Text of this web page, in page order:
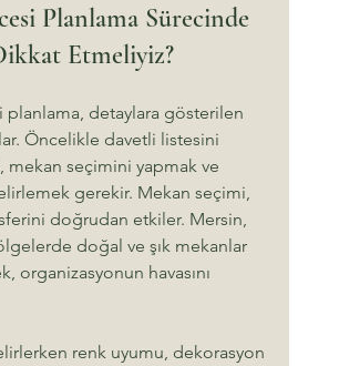
Planlama Sürecinde
Etmeliyiz?
planlama, detaylara gösterilen
Öncelikle davetli listesini
mekan seçimini yapmak ve
gerekir. Mekan seçimi,
doğrudan etkiler. Mersin,
doğal ve şık mekanlar
organizasyonun havasını
renk uyumu, dekorasyon